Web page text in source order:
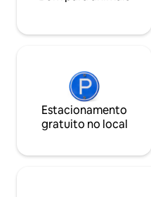
Estacionamento
gratuito no local